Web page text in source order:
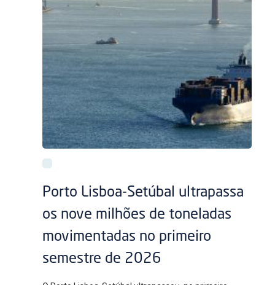
Porto Lisboa-Setúbal ultrapassa
os nove milhões de toneladas
movimentadas no primeiro
semestre de 2026